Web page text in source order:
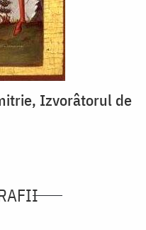
Izvorâtorul de